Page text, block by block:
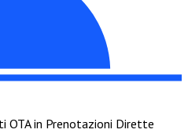
OTA in Prenotazioni Dirette